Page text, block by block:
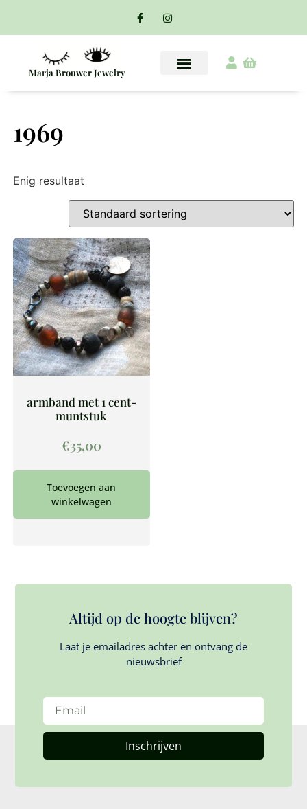
Marja Brouwer Jewelry
1969
Enig resultaat
armband met 1 cent-
muntstuk
€35,00
Toevoegen aan
winkelwagen
Altijd op de hoogte blijven?
Laat je emailadres achter en ontvang de
nieuwsbrief
Inschrijven